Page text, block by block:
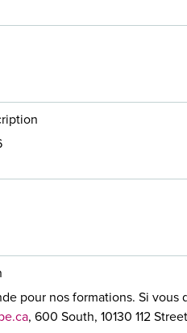
pour nos formations. Si
, 600 South, 10130 112